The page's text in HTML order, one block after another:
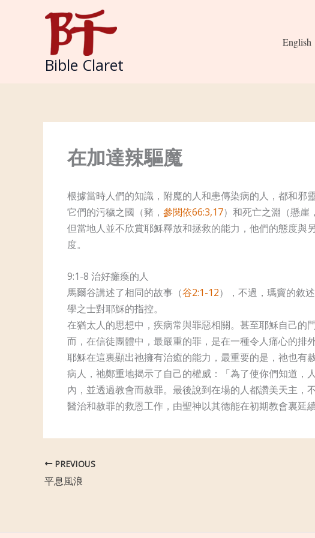
Bible Claret
English
在加達辣驅魔
根據當時人們的知識，附魔的人和患傳染病的人，都和邪
它們的污穢之國（豬， 參閱依66:3,17）和死亡之淵（懸崖
但當地人並不欣賞耶穌釋放和拯救的能力，他們的態度
度。
9:1-8 治好癱瘓的人
馬爾谷講述了相同的故事（谷2:1-12），不過，瑪竇的敘
學之士對耶穌的指控。
在猶太人的思想中，疾病常與罪惡相關。甚至耶穌自己的
而，在信徒團體中，最嚴重的罪，是在一種令人痛心的排
耶穌在這裏顯出祂擁有治癒的能力，最重要的是，祂也
病人，祂鄭重地揭示了自己的權威：「為了使你們知道
內，並透過教會而赦罪。最後說到在場的人都讚美天主
醫治和赦罪的救恩工作，由聖神以其德能在初期教會裏延
PREVIOUS
平息風浪